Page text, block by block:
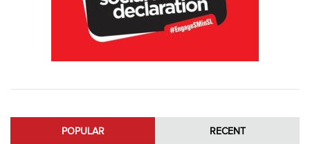
POPULAR RECENT